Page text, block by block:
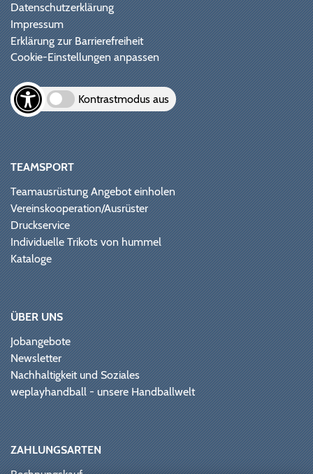
Datenschutzerklärung
Impressum
Erklärung zur Barrierefreiheit
Cookie-Einstellungen anpassen
Kontrastmodus aus
TEAMSPORT
Teamausrüstung Angebot einholen
Vereinskooperation/Ausrüster
Druckservice
Individuelle Trikots von hummel
Kataloge
ÜBER UNS
Jobangebote
Newsletter
Nachhaltigkeit und Soziales
weplayhandball - unsere Handballwelt
ZAHLUNGSARTEN